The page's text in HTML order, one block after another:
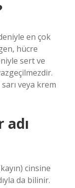
en çok
hücre
sert ve
veya krem
adı
cinsine
da bilinir.